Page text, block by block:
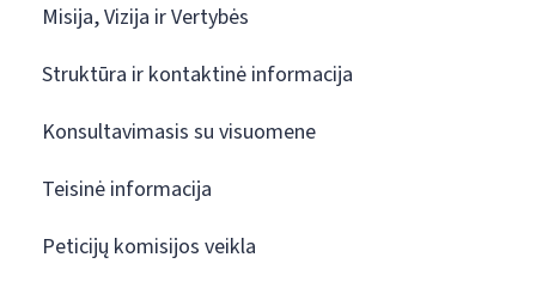
Misija, Vizija ir Vertybės
Struktūra ir kontaktinė informacija
Konsultavimasis su visuomene
Teisinė informacija
Peticijų komisijos veikla